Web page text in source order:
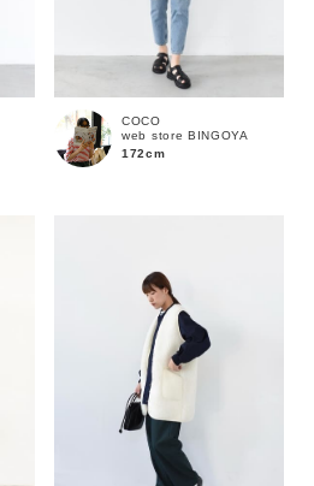
COCO
web store BINGOYA
172cm